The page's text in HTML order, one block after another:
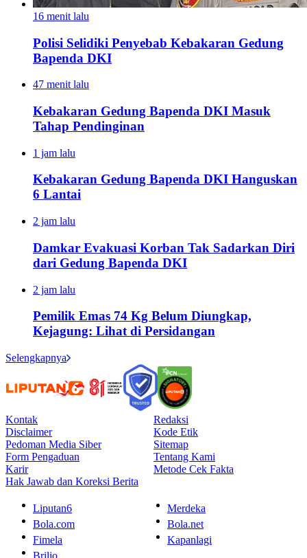
16 menit lalu
Polisi Selidiki Penyebab Kebakaran Gedung
Bapenda DKI
47 menit lalu
Kebakaran Gedung Bapenda DKI Masuk
Tahap Pendinginan
1 jam lalu
Kebakaran Gedung Bapenda DKI Hanguskan
6 Lantai
2 jam lalu
Damkar Evakuasi Korban Tak Sadarkan Diri
dari Gedung Bapenda DKI
2 jam lalu
Pemilik Emas 74 Kg Belum Diungkap,
Kejagung: Lihat di Persidangan
Selengkapnya
Kontak
Redaksi
Disclaimer
Kode Etik
Pedoman Media Siber
Sitemap
Form Pengaduan
Tentang Kami
Karir
Metode Cek Fakta
Hak Jawab dan Koreksi Berita
Liputan6
Merdeka
Bola.com
Bola.net
Fimela
Kapanlagi
Brilio